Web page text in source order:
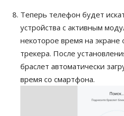
Теперь телефон будет
устройства с активным
некоторое время на экране
трекера. После
браслет автоматически
время со смартфона.